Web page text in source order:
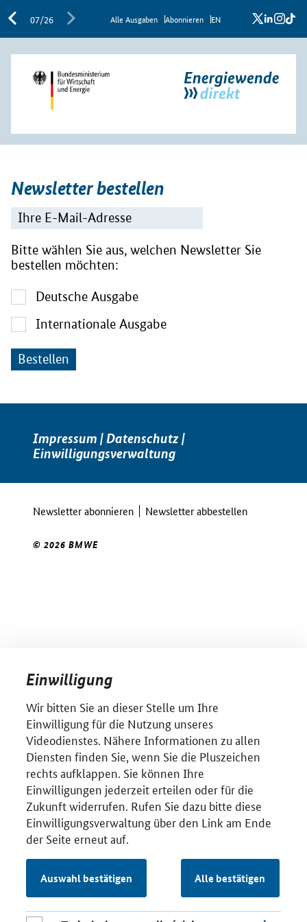
07/26 Al­le Aus­ga­ben Abon­nie­ren EN x
Newsletter bestellen
Bitte wählen Sie aus, welchen Newsletter Sie
bestellen möchten:
Deutsche Ausgabe
Internationale Ausgabe
Impressum |Datenschutz|
Einwilligungsverwaltung
Newsletter abonnieren Newsletter abbestellen
© 2026 BMWE
Einwilligung
Wir bitten Sie an dieser Stelle um Ihre
Einwilligung für die Nutzung unseres
Videodienstes. Nähere Informationen zu allen
Diensten finden Sie, wenn Sie die Pluszeichen
rechts aufklappen. Sie können Ihre
Einwilligungen jederzeit erteilen oder für die
Zukunft widerrufen. Rufen Sie dazu bitte diese
Einwilligungsverwaltung über den Link am Ende
der Seite erneut auf.
Auswahl bestätigen Alle bestätigen